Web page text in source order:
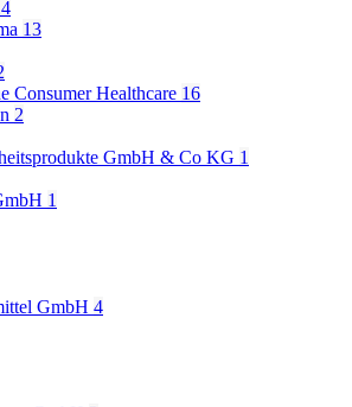
13
Consumer Healthcare 16
2
GmbH & Co KG 1
1
GmbH 4